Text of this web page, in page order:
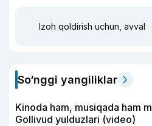
Izoh qoldirish uchun, avval
So‘nggi yangiliklar
Kinoda ham, musiqada ham
Gollivud yulduzlari (video)